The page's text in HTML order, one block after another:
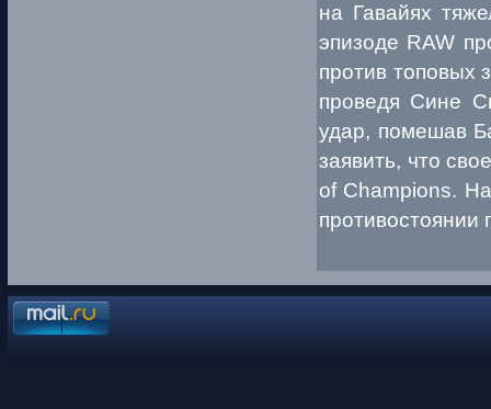
на Гавайях
эпизоде RAW
против топовых
проведя Сине
удар, помешав
заявить, что
of Champions.
противостоянии